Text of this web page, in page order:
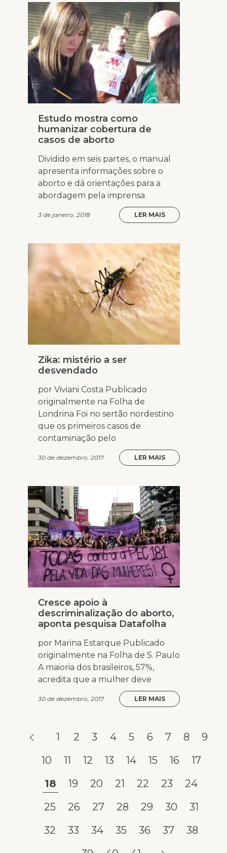
Estudo mostra como
humanizar cobertura de
casos de aborto
Dividido em seis partes, o manual
apresenta informações sobre o
aborto e dá orientações para a
abordagem pela imprensa
3 de janeiro, 2018 LER MAIS
Zika: mistério a ser
desvendado
por Viviani Costa Publicado
originalmente na Folha de
Londrina Foi no sertão nordestino
que os primeiros casos de
contaminação pelo
30 de dezembro, 2017 LER MAIS
Cresce apoio à
descriminalização do aborto,
aponta pesquisa Datafolha
por Marina Estarque Publicado
originalmente na Folha de S. Paulo
A maioria dos brasileiros, 57%,
acredita que a mulher deve
30 de dezembro, 2017 LER MAIS
1 2 3 4 5 6 7 8
9
10
11 12 13 14 15 16
17
18
19 20 21 22 23
24
25
26 27 28 29 30
31
32
33 34 35 36 37
38